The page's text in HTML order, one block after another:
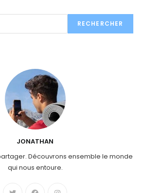
RECHERCHER
JONATHAN
Découvrons ensemble le monde
qui nous entoure.